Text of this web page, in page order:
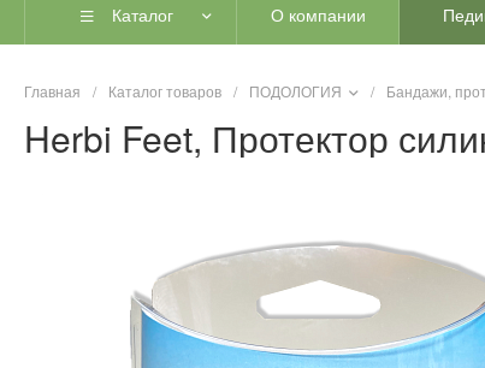
Каталог О компании
Главная / Каталог товаров / ПОДОЛОГИЯ / Бандажи,
Herbi Feet, Протектор